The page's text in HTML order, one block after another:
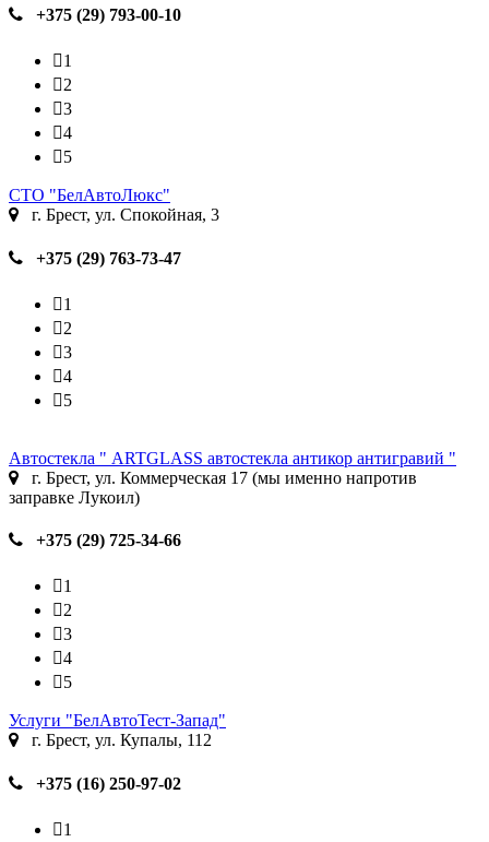
+375 (29) 793-00-10
1
2
3
4
5
СТО "БелАвтоЛюкс"
г. Брест, ул. Спокойная, 3
+375 (29) 763-73-47
1
2
3
4
5
Автостекла " ARTGLASS автостекла антикор антигравий "
г. Брест, ул. Коммерческая 17 (мы именно напротив
заправке Лукоил)
+375 (29) 725-34-66
1
2
3
4
5
Услуги "БелАвтоТест-Запад"
г. Брест, ул. Купалы, 112
+375 (16) 250-97-02
1